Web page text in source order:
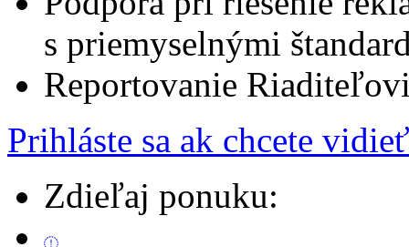
s priemyselnými
Reportovanie
Prihláste sa ak chcete
Zdieľaj ponuku: